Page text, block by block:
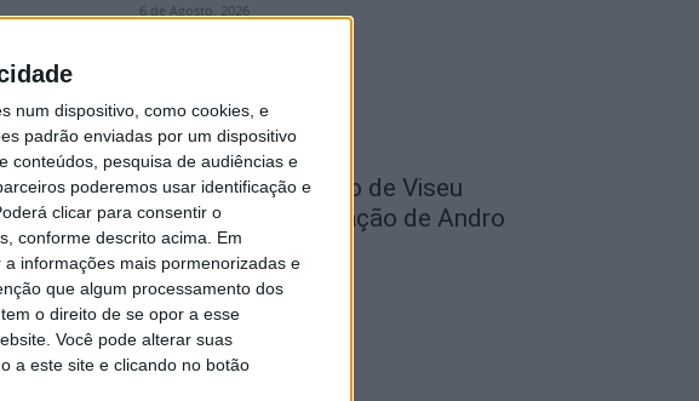
num dispositivo, como cookies, e
padrão enviadas por um dispositivo
conteúdos, pesquisa de audiências e
poderemos usar identificação e
clicar para consentir o
conforme descrito acima. Em
informações mais pormenorizadas e
que algum processamento dos
o direito de se opor a esse
Você pode alterar suas
a este site e clicando no botão
6 de Agosto, 2026
Futebol: Académico de Viseu
oficializou contratação de Andro
Babić
6 de Agosto, 2026